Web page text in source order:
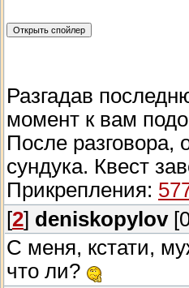
Разгадав
момент к вам
После
сундука. Квест
Прикрепления:
[2] deniskopylov
С меня, кстати,
что ли?